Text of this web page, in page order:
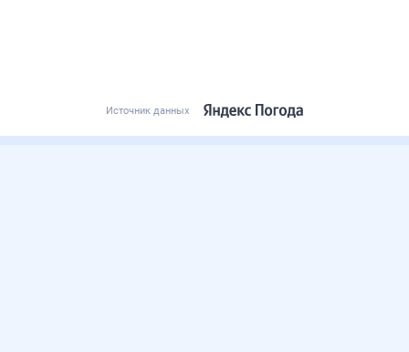
Источник данных